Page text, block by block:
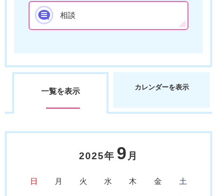
相談
一覧を表示 カレンダーを表示
2025年 9 月
日 月 火 水 木 金 土